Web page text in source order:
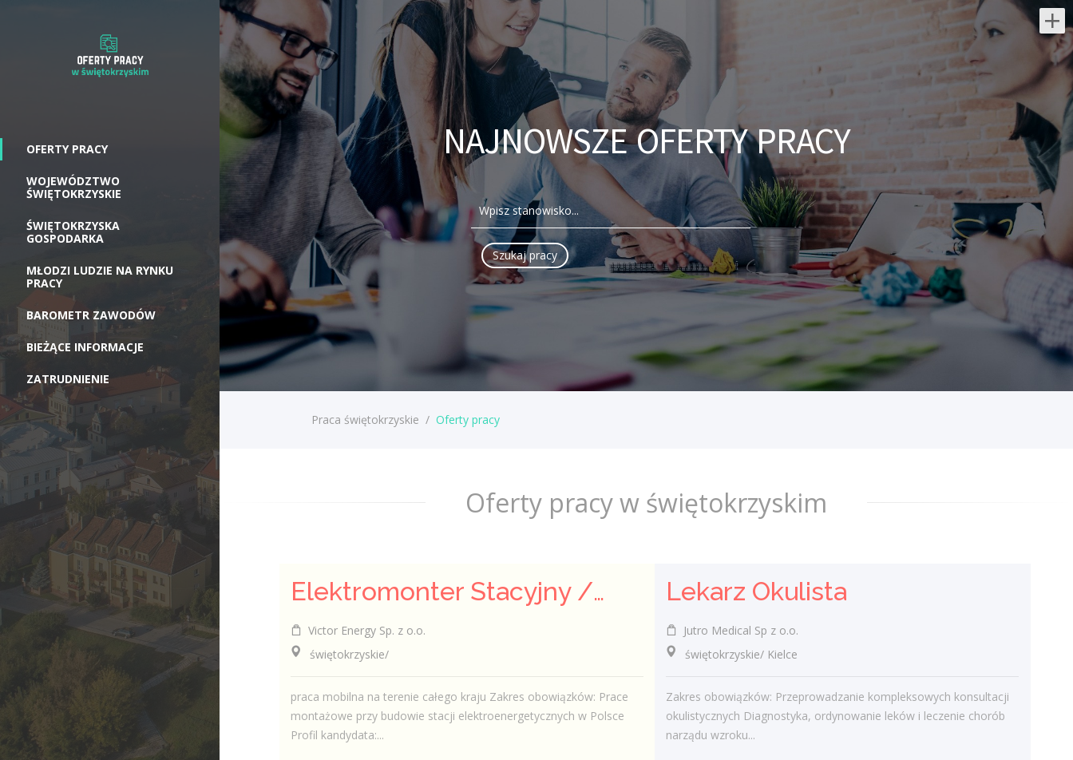
Najnowsze oferty pracy:
Elektromonter Stacyjny /
Elektromonterka Stacyjna
Victor Energy Sp. z o.o.
świętokrzyskie/
praca mobilna na terenie całego kraju
Zakres obowiązków: Prace montażowe
przy budowie stacji elektroenergetycznych
w Polsce Profil kandydata:...
dzisiaj
Lekarz Okulista
Jutro Medical Sp z o.o.
świętokrzyskie/ Kielce
Zespołów Terenowych
kontrahentów w regionie według zapisów
w umowach. Przeprowadzanie
OFERTY PRACY
WOJEWÓDZTWO
ŚWIĘTOKRZYSKIE
ŚWIĘTOKRZYSKA
GOSPODARKA
MŁODZI LUDZIE NA RYNKU
PRACY
BAROMETR ZAWODÓW
BIEŻĄCE INFORMACJE
ZATRUDNIENIE
NAJNOWSZE OFERTY PRACY
Praca świętokrzyskie / Oferty pracy
Oferty pracy w świętokrzyskim
Elektromonter Stacyjny / Elektromonterka Stacyjna (K/M)
Victor Energy Sp. z o.o.
świętokrzyskie/
praca mobilna na terenie całego kraju Zakres obowiązków: Prace
montażowe przy budowie stacji elektroenergetycznych w Polsce
Profil kandydata:...
Lekarz Okulista
Jutro Medical Sp z o.o.
świętokrzyskie/ Kielce
Zakres obowiązków: Przeprowadzanie kompleksowych konsultacji
okulistycznych Diagnostyka, ordynowanie leków i leczenie chorób
narządu wzroku...